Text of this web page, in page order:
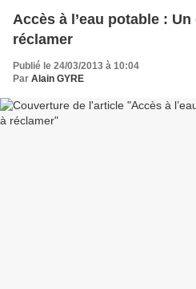
Accès à l’eau potable :
réclamer
Publié le 24/03/2013 à 10:04
Par Alain GYRE